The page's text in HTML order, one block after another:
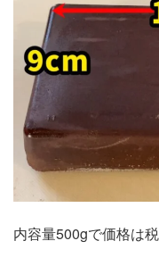
内容量500gで価格は